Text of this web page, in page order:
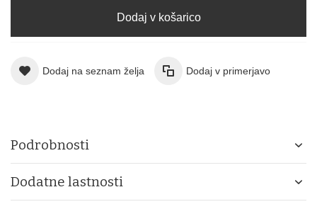
Dodaj v košarico
Dodaj na seznam želja Dodaj v primerjavo
Podrobnosti
Dodatne lastnosti